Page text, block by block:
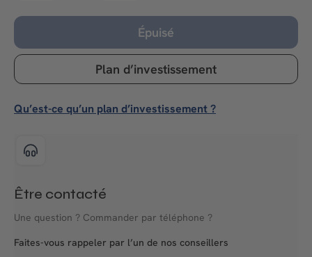
Épuisé
Plan d’investissement
Qu’est-ce qu’un plan d’investissement ?
Être contacté
Une question ? Commander par téléphone ?
Faites-vous rappeler par l’un de nos conseillers